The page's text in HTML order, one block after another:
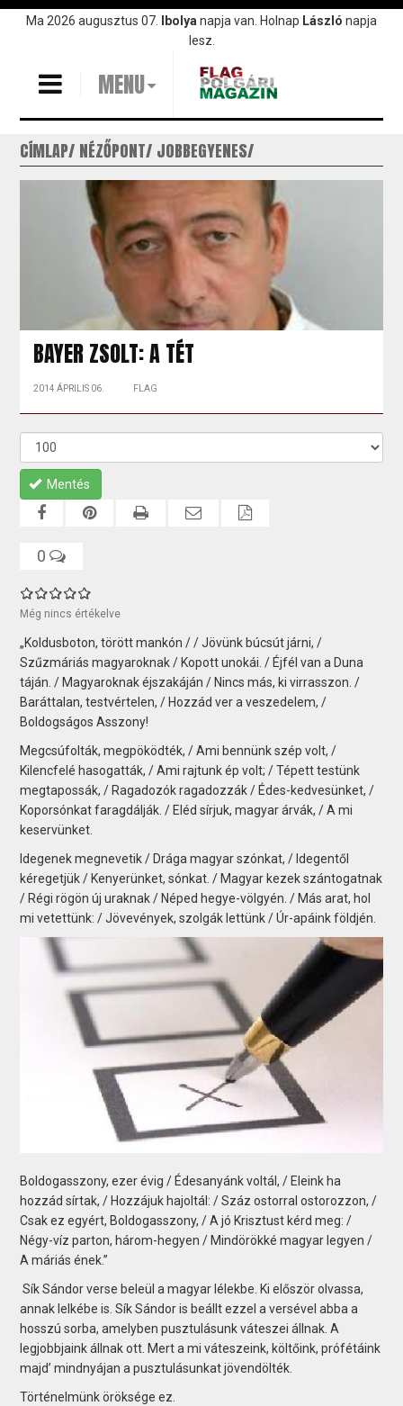
UgrásMa 2026 augusztus 07. Ibolya napja van. Holnap László napja
lesz.
MENU
CÍMLAP NÉZŐPONT JOBBEGYENES
BAYER ZSOLT: A TÉT
2014 ÁPRILIS 06. FLAG
Mentés
0
Még nincs értékelve
„Koldusboton, törött mankón / / Jövünk búcsút járni, /
Szűzmáriás magyaroknak / Kopott unokái. / Éjfél van a Duna
táján. / Magyaroknak éjszakáján / Nincs más, ki virrasszon. /
Baráttalan, testvértelen, / Hozzád ver a veszedelem, /
Boldogságos Asszony!
Megcsúfolták, megpöködték, / Ami bennünk szép volt, /
Kilencfelé hasogatták, / Ami rajtunk ép volt; / Tépett testünk
megtapossák, / Ragadozók ragadozzák / Édes-kedvesünket, /
Koporsónkat faragdálják. / Eléd sírjuk, magyar árvák, / A mi
keservünket.
Idegenek megnevetik / Drága magyar szónkat, / Idegentől
kéregetjük / Kenyerünket, sónkat. / Magyar kezek szántogatnak
/ Régi rögön új uraknak / Néped hegye-völgyén. / Más arat, hol
mi vetettünk: / Jövevények, szolgák lettünk / Úr-apáink földjén.
Boldogasszony, ezer évig / Édesanyánk voltál, / Eleink ha
hozzád sírtak, / Hozzájuk hajoltál: / Száz ostorral ostorozzon, /
Csak ez egyért, Boldogasszony, / A jó Krisztust kérd meg: /
Négy-víz parton, három-hegyen / Mindörökké magyar legyen /
A máriás ének.”
Sík Sándor verse beleül a magyar lélekbe. Ki először olvassa,
annak lelkébe is. Sík Sándor is beállt ezzel a versével abba a
hosszú sorba, amelyben pusztulásunk váteszei állnak. A
legjobbjaink állnak ott. Mert a mi váteszeink, költőink, prófétáink
majd’ mindnyájan a pusztulásunkat jövendölték.
Történelmünk öröksége ez.